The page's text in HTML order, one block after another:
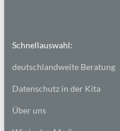
Schnellauswahl:
deutschlandweite Beratung
Datenschutz in der Kita
Über uns